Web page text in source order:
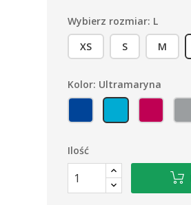
Wybierz rozmiar: L
XS
S M
Kolor: Ultramaryna
Głęboki tuszUltramaryna
Ilość